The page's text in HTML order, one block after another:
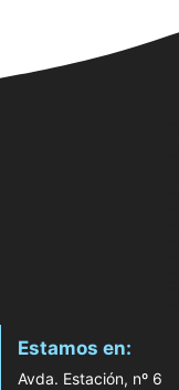
Estamos en:
Avda. Estación, nº 6